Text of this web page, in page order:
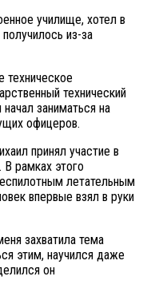
училище, хотел в
из-за
техническое
технический
заниматься на
офицеров.
принял участие в
рамках этого
летательным
впервые взял в руки
захватила тема
этим, научился даже
он